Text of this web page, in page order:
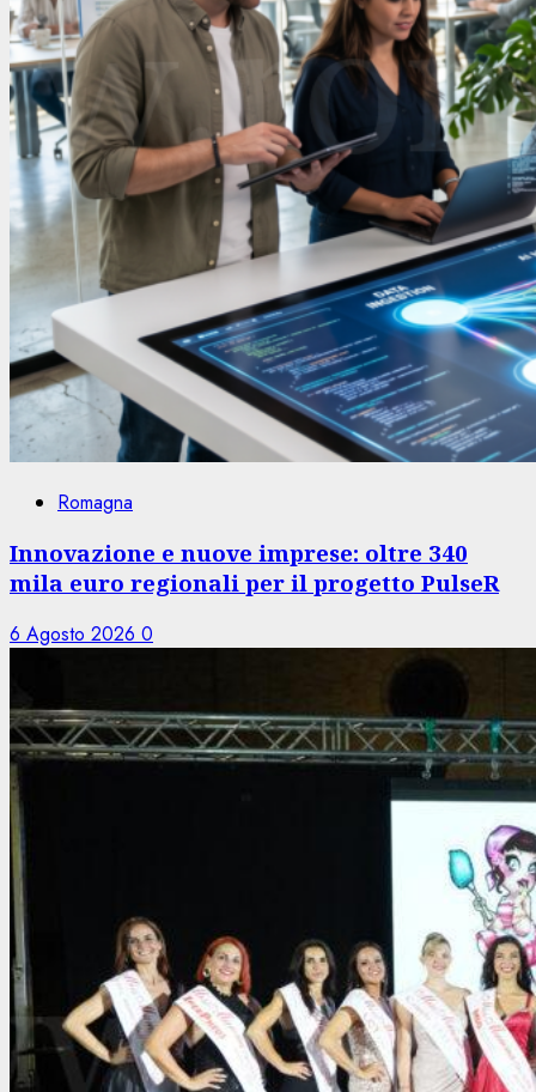
Romagna
Innovazione e nuove imprese: oltre 340
mila euro regionali per il progetto PulseR
6 Agosto 2026 0